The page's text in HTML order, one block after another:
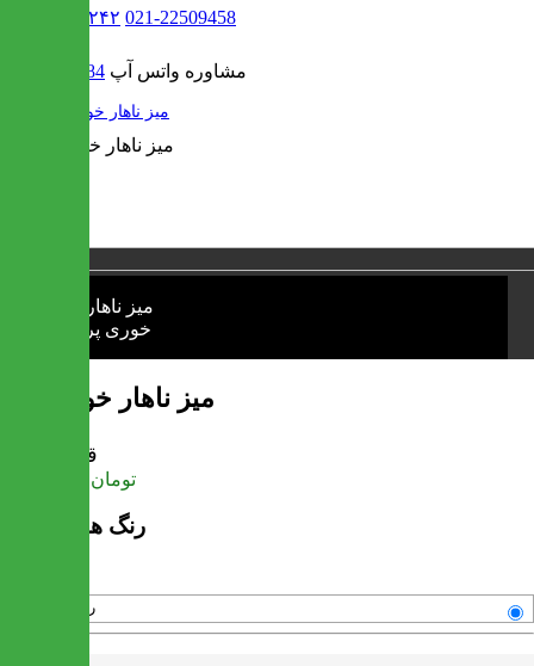
021-۹۱۳۰۶۲۴۲ 021-22509458
09302308484 مشاوره واتس آپ
میز ناهار خوری
میز ناهار خوری پری
قیمت
تومان
رنگ های موجود
رنگبندی متنوع